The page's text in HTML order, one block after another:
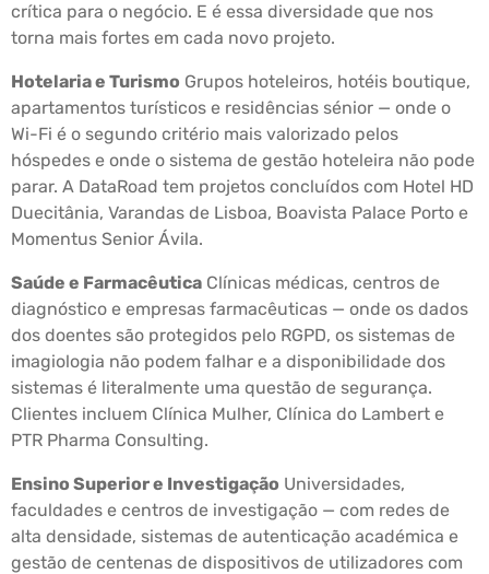
crítica para o negócio. E é essa diversidade que nos
torna mais fortes em cada novo projeto.
Hotelaria e Turismo Grupos hoteleiros, hotéis boutique,
apartamentos turísticos e residências sénior — onde o
Wi-Fi é o segundo critério mais valorizado pelos
hóspedes e onde o sistema de gestão hoteleira não pode
parar. A DataRoad tem projetos concluídos com Hotel HD
Duecitânia, Varandas de Lisboa, Boavista Palace Porto e
Momentus Senior Ávila.
Saúde e Farmacêutica Clínicas médicas, centros de
diagnóstico e empresas farmacêuticas — onde os dados
dos doentes são protegidos pelo RGPD, os sistemas de
imagiologia não podem falhar e a disponibilidade dos
sistemas é literalmente uma questão de segurança.
Clientes incluem Clínica Mulher, Clínica do Lambert e
PTR Pharma Consulting.
Ensino Superior e Investigação Universidades,
faculdades e centros de investigação — com redes de
alta densidade, sistemas de autenticação académica e
gestão de centenas de dispositivos de utilizadores com